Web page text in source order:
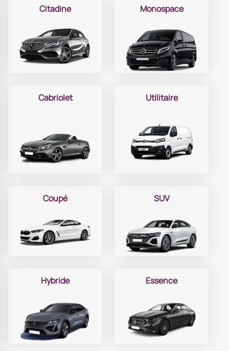
Citadine Monospace
Cabriolet Utilitaire
Coupé SUV
Hybride Essence